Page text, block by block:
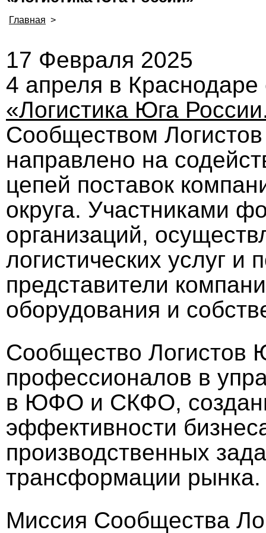
Главная >
17 Февраля 2025
4 апреля в
«Логистика Юга
Сообществом
направлено на
цепей поставок
округа. Участниками
организаций,
логистических услуг и
представители
оборудования и
Сообщество Логистов
профессионалов в
в ЮФО и СКФО,
эффективности
производственных
трансформации рынка.
Миссия Сообщества